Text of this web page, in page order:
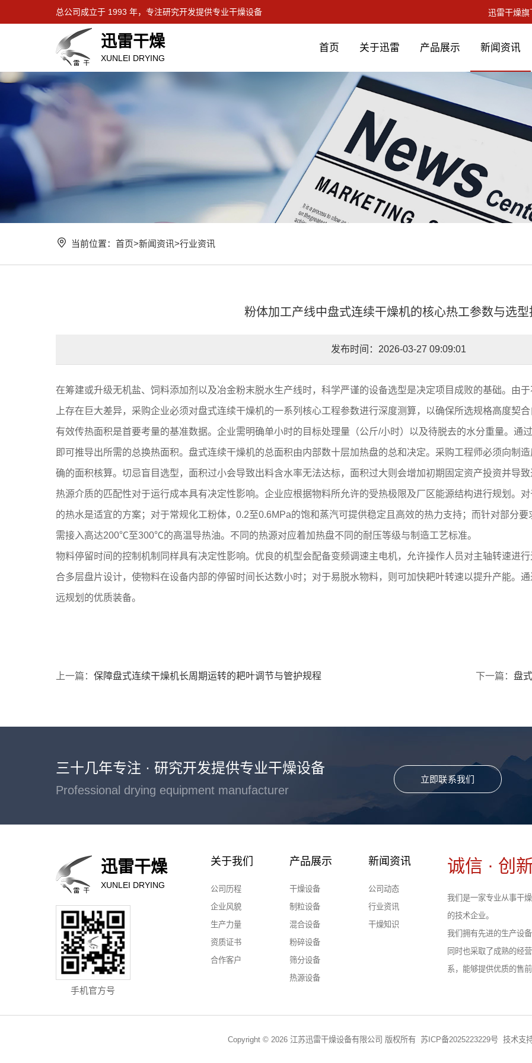
总公司成立于 1993 年，专注研究开发提供专业干燥设备
迅雷干燥
XUNLEI DRYING
首页 关于迅雷 产品展示 新闻资讯
当前位置：首页>新闻资讯>行业资讯
粉体加工产线中盘式连续干燥机的核心热工参数与选型
发布时间：2026-03-27 09:09:01
在筹建或升级无机盐、饲料添加剂以及冶金粉末脱水生产线时，科学严谨的设备选型是决定项目成败的基础。由
上存在巨大差异，采购企业必须对盘式连续干燥机的一系列核心工程参数进行深度测算，以确保所选规格高度契合
有效传热面积是首要考量的基准数据。企业需明确单小时的目标处理量（公斤/小时）以及待脱去的水分重量。通
即可推导出所需的总换热面积。盘式连续干燥机的总面积由内部数十层加热盘的总和决定。采购工程师必须向制
确的面积核算。切忌盲目选型，面积过小会导致出料含水率无法达标，面积过大则会增加初期固定资产投资并导致
热源介质的匹配性对于运行成本具有决定性影响。企业应根据物料所允许的受热极限及厂区能源结构进行规划
的热水是适宜的方案；对于常规化工粉体，0.2至0.6MPa的饱和蒸汽可提供稳定且高效的热力支持；而针对部分
需接入高达200℃至300℃的高温导热油。不同的热源对应着加热盘不同的耐压等级与制造工艺标准。
物料停留时间的控制机制同样具有决定性影响。优良的机型会配备变频调速主电机，允许操作人员对主轴转速进
合多层盘片设计，使物料在设备内部的停留时间长达数小时；对于易脱水物料，则可加快耙叶转速以提升产能。
远规划的优质装备。
上一篇：保障盘式连续干燥机长周期运转的耙叶调节与管护规程 下一篇： 盘
三十几年专注 · 研究开发提供专业干燥设备
Professional drying equipment manufacturer
立即联系我们
迅雷干燥
XUNLEI DRYING
手机官方号
关于我们
公司历程
企业风貌
生产力量
资质证书
合作客户
产品展示
干燥设备
制粒设备
混合设备
粉碎设备
筛分设备
热源设备
新闻资讯
公司动态
行业资讯
干燥知识
诚信 · 创
我们是一家专业从事干
的技术企业。
我们拥有先进的生产设
同时也采取了成熟的经
系，能够提供优质的售前
Copyright © 2026 江苏迅雷干燥设备有限公司 版权所有 苏ICP备2025223229号技术支